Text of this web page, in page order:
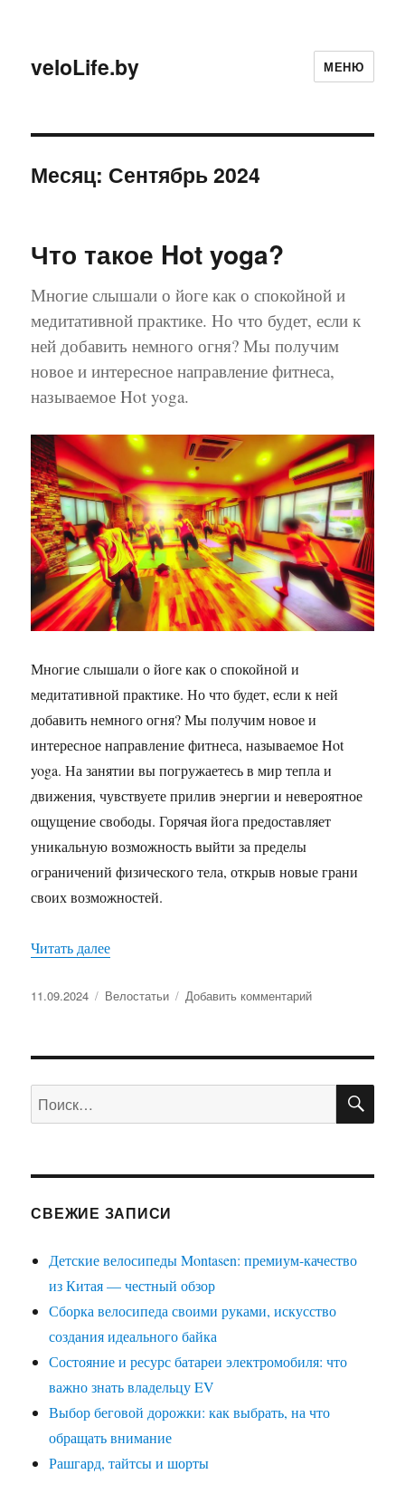
veloLife.by МЕНЮ
Месяц: Сентябрь 2024
Что такое Hot yoga?
Многие слышали о йоге как о спокойной и
медитативной практике. Но что будет, если к
ней добавить немного огня? Мы получим
новое и интересное направление фитнеса,
называемое Hot yoga.
Многие слышали о йоге как о спокойной и
медитативной практике. Но что будет, если к ней
добавить немного огня? Мы получим новое и
интересное направление фитнеса, называемое Hot
yoga. На занятии вы погружаетесь в мир тепла и
движения, чувствуете прилив энергии и невероятное
ощущение свободы. Горячая йога предоставляет
уникальную возможность выйти за пределы
ограничений физического тела, открыв новые грани
своих возможностей.
Читать далее«Что такое Hot yoga?»
Опубликовано
11.09.2024 Рубрики
Велостатьи Добавить комментарийк
yoga?
Искать:
СВЕЖИЕ ЗАПИСИ
Детские велосипеды Montasen: премиум-качество
из Китая — честный обзор
Сборка велосипеда своими руками, искусство
создания идеального байка
Состояние и ресурс батареи электромобиля: что
важно знать владельцу EV
Выбор беговой дорожки: как выбрать, на что
обращать внимание
Рашгард, тайтсы и шорты